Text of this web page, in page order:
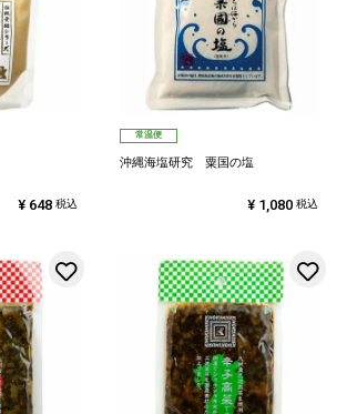
¥ 648 税込
常温便
沖縄海塩研究 粟国の塩
¥ 1,080 税込
お気に入りに登録する